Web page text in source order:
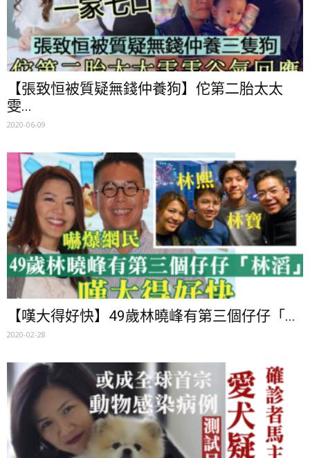
【張致恒被質疑無錢仲養狗】佗第二胎太太
雯...
2020-06-09
【嘆大得好快】49歲林曉峰有第三個仔仔「...
2020-02-28